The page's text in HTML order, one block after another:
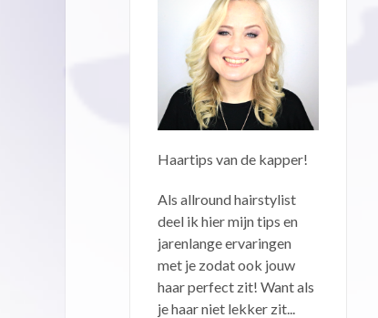
Haartips van de kapper!
Als allround hairstylist
deel ik hier mijn tips en
jarenlange ervaringen
met je zodat ook jouw
haar perfect zit! Want als
je haar niet lekker zit...